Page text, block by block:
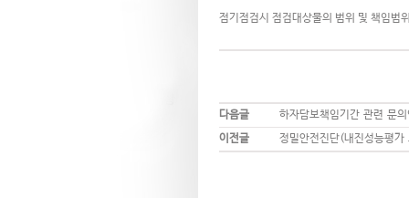
점기점검시 점검대상물의 범위 및 책임범
다음글
하자담보책임기간 관련 문
이전글
정밀안전진단(내진성능평